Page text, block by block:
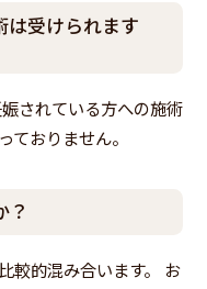
は受けられます
されている方への施術
ておりません。
？
較的混み合います。 お